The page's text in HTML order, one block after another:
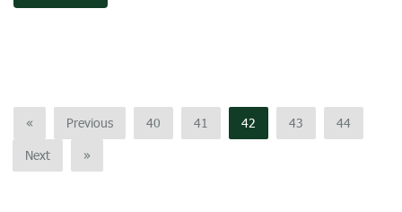
« Previous 40 41 42 43 44
Next »